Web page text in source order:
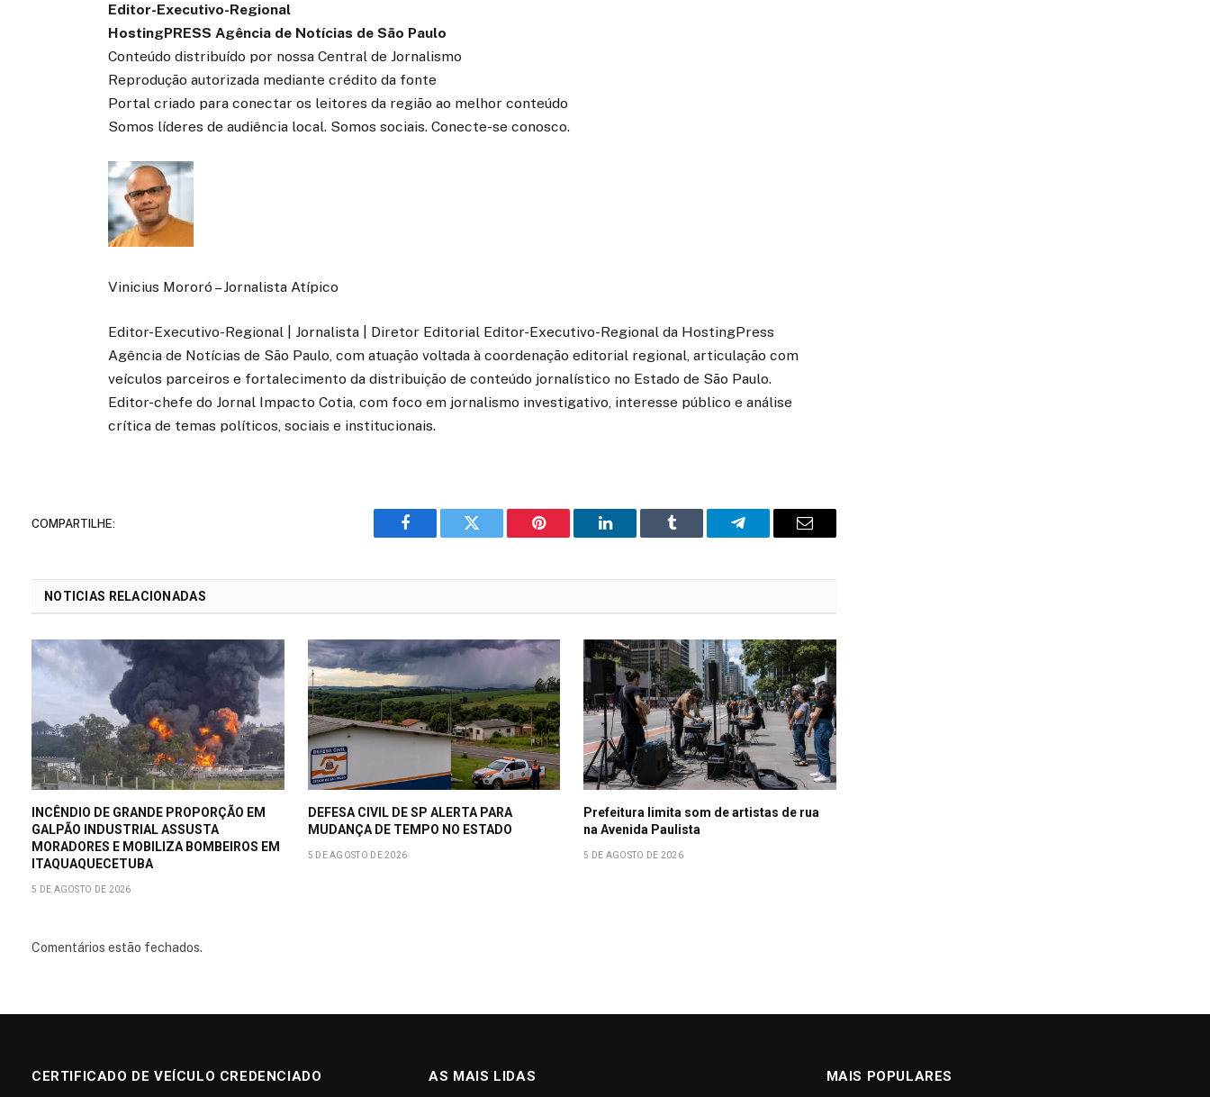
Editor-Executivo-Regional
HostingPRESS Agência de Notícias de São Paulo
Conteúdo distribuído por nossa Central de Jornalismo
Reprodução autorizada mediante crédito da fonte
Portal criado para conectar os leitores da região ao melhor conteúdo
Somos líderes de audiência local. Somos sociais. Conecte-se conosco.
Vinicius Mororó – Jornalista Atípico
Editor-Executivo-Regional | Jornalista | Diretor Editorial Editor-Executivo-Regional da HostingPress
Agência de Notícias de São Paulo, com atuação voltada à coordenação editorial regional, articulação com
veículos parceiros e fortalecimento da distribuição de conteúdo jornalístico no Estado de São Paulo.
Editor-chefe do Jornal Impacto Cotia, com foco em jornalismo investigativo, interesse público e análise
crítica de temas políticos, sociais e institucionais.
COMPARTILHE:
o
Twitter Pinterest LinkedIn Tumblr TelegramaE-
NOTICIAS RELACIONADAS
INCÊNDIO DE GRANDE PROPORÇÃO EM
GALPÃO INDUSTRIAL ASSUSTA
MORADORES E MOBILIZA BOMBEIROS EM
ITAQUAQUECETUBA
5 DE AGOSTO DE 2026
DEFESA CIVIL DE SP ALERTA PARA
MUDANÇA DE TEMPO NO ESTADO
5 DE AGOSTO DE 2026
Prefeitura limita som de artistas de rua
na Avenida Paulista
5 DE AGOSTO DE 2026
Comentários estão fechados.
CERTIFICADO DE VEÍCULO CREDENCIADO AS MAIS LIDAS MAIS POPULARES